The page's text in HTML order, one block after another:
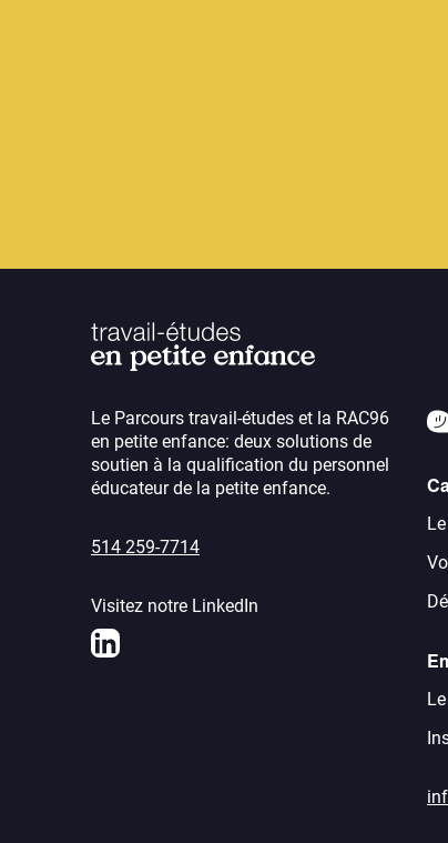
Le Parcours travail-études et la RAC96
en petite enfance: deux solutions de
soutien à la qualification du personnel
éducateur de la petite enfance.
514 259-7714
Visitez notre LinkedIn
LinkedIn